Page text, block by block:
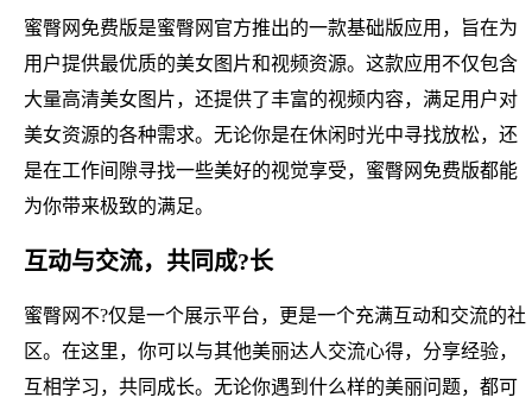
蜜臀网免费版是蜜臀网官方推出的一款基础版应用，旨在为
用户提供最优质的美女图片和视频资源。这款应用不仅包含
大量高清美女图片，还提供了丰富的视频内容，满足用户对
美女资源的各种需求。无论你是在休闲时光中寻找放松，还
是在工作间隙寻找一些美好的视觉享受，蜜臀网免费版都能
为你带来极致的满足。
互动与交流，共同成?长
蜜臀网不?仅是一个展示平台，更是一个充满互动和交流的社
区。在这里，你可以与其他美丽达人交流心得，分享经验，
互相学习，共同成长。无论你遇到什么样的美丽问题，都可